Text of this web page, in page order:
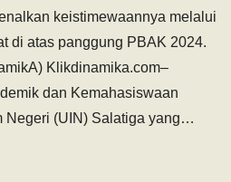
keistimewaannya melalui
di atas panggung PBAK 2024.
Klikdinamika.com–
dan Kemahasiswaan
Negeri (UIN) Salatiga yang…